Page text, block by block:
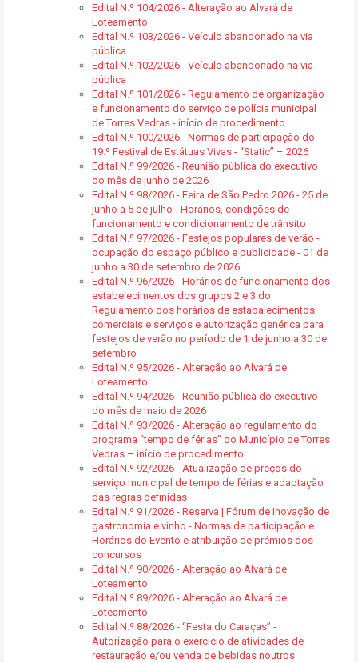
Edital N.º 104/2026 - Alteração ao Alvará de
Loteamento
Edital N.º 103/2026 - Veículo abandonado na via
pública
Edital N.º 102/2026 - Veículo abandonado na via
pública
Edital N.º 101/2026 - Regulamento de organização
e funcionamento do serviço de polícia municipal
de Torres Vedras - início de procedimento
Edital N.º 100/2026 - Normas de participação do
19.º Festival de Estátuas Vivas - “Static” – 2026
Edital N.º 99/2026 - Reunião pública do executivo
do mês de junho de 2026
Edital N.º 98/2026 - Feira de São Pedro 2026 - 25 de
junho a 5 de julho - Horários, condições de
funcionamento e condicionamento de trânsito
Edital N.º 97/2026 - Festejos populares de verão -
ocupação do espaço público e publicidade - 01 de
junho a 30 de setembro de 2026
Edital N.º 96/2026 - Horários de funcionamento dos
estabelecimentos dos grupos 2 e 3 do
Regulamento dos horários de estabalecimentos
comerciais e serviços e autorização genérica para
festejos de verão no período de 1 de junho a 30 de
setembro
Edital N.º 95/2026 - Alteração ao Alvará de
Loteamento
Edital N.º 94/2026 - Reunião pública do executivo
do mês de maio de 2026
Edital N.º 93/2026 - Alteração ao regulamento do
programa “tempo de férias” do Município de Torres
Vedras – início de procedimento
Edital N.º 92/2026 - Atualização de preços do
serviço municipal de tempo de férias e adaptação
das regras definidas
Edital N.º 91/2026 - Reserva | Fórum de inovação de
gastronomia e vinho - Normas de participação e
Horários do Evento e atribuição de prémios dos
concursos
Edital N.º 90/2026 - Alteração ao Alvará de
Loteamento
Edital N.º 89/2026 - Alteração ao Alvará de
Loteamento
Edital N.º 88/2026 - “Festa do Caraças” -
Autorização para o exercício de atividades de
restauração e/ou venda de bebidas noutros